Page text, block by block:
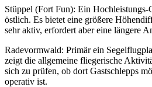
Stüppel (Fort Fun): Ein
östlich. Es bietet eine größere
sehr aktiv, erfordert aber eine längere
Radevormwald: Primär ein
zeigt die allgemeine fliegerische
sich zu prüfen, ob dort Gastschlepps
operativ ist.